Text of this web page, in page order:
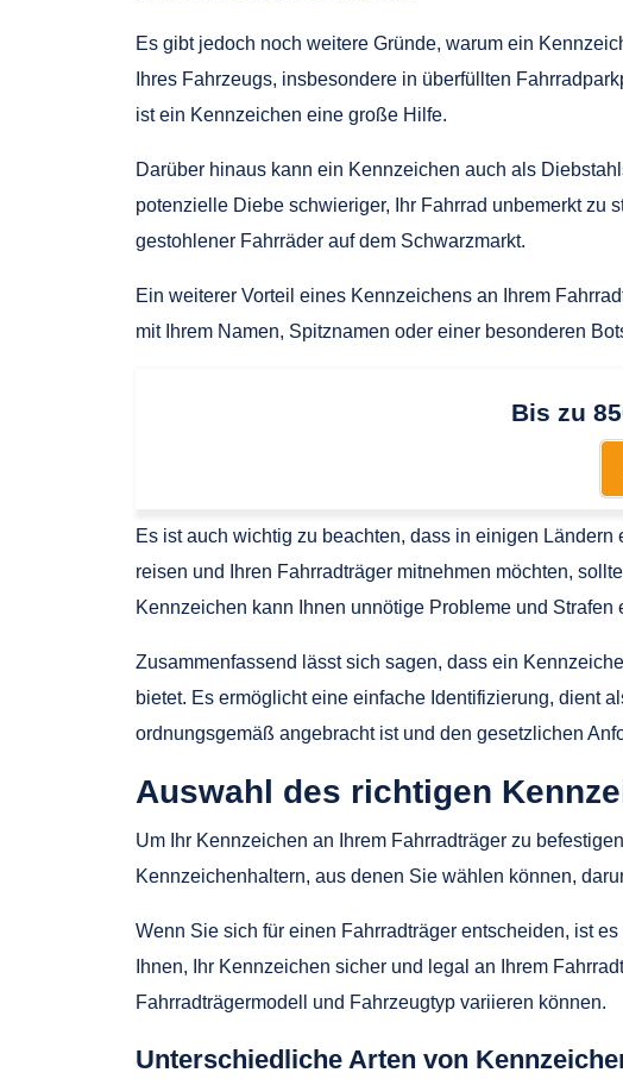
Es gibt jedoch noch weitere Gründe, warum ein
Ihres Fahrzeugs, insbesondere in überfüllten
ist ein Kennzeichen eine große Hilfe.
Darüber hinaus kann ein Kennzeichen auch als
potenzielle Diebe schwieriger, Ihr Fahrrad unbemerkt zu
gestohlener Fahrräder auf dem Schwarzmarkt.
Ein weiterer Vorteil eines Kennzeichens an Ihrem
mit Ihrem Namen, Spitznamen oder einer besonderen
Bis zu
Es ist auch wichtig zu beachten, dass in einigen Ländern
reisen und Ihren Fahrradträger mitnehmen möchten,
Kennzeichen kann Ihnen unnötige Probleme und Strafen
Zusammenfassend lässt sich sagen, dass ein
bietet. Es ermöglicht eine einfache Identifizierung, dient
ordnungsgemäß angebracht ist und den gesetzlichen
Auswahl des richtigen
Um Ihr Kennzeichen an Ihrem Fahrradträger zu
Kennzeichenhaltern, aus denen Sie wählen können,
Wenn Sie sich für einen Fahrradträger entscheiden, ist
Ihnen, Ihr Kennzeichen sicher und legal an Ihrem
Fahrradträgermodell und Fahrzeugtyp variieren können.
Unterschiedliche Arten von